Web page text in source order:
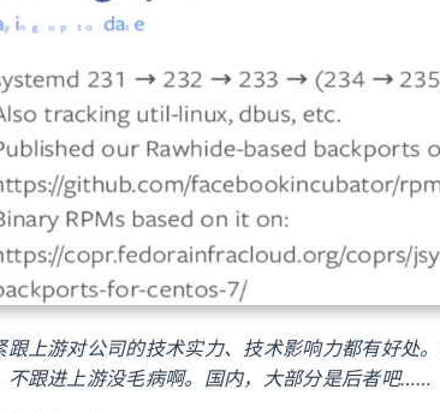
跟上游对公司的技术实力、技术影响力都有好处
不跟进上游没毛病啊。国内，大部分是后者吧……